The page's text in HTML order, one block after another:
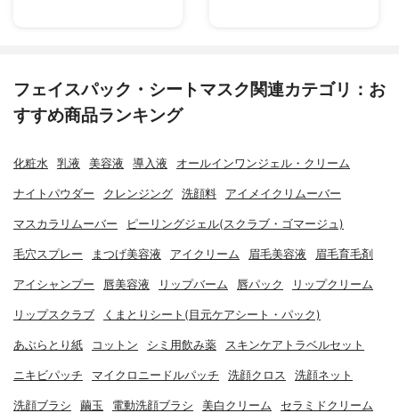
フェイスパック・シートマスク関連カテゴリ：お
すすめ商品ランキング
化粧水 乳液 美容液 導入液 オールインワンジェル・クリーム
ナイトパウダー クレンジング 洗顔料 アイメイクリムーバー
マスカラリムーバー ピーリングジェル(スクラブ・ゴマージュ)
毛穴スプレー まつげ美容液 アイクリーム 眉毛美容液 眉毛育毛剤
アイシャンプー 唇美容液 リップバーム 唇パック リップクリーム
リップスクラブ くまとりシート(目元ケアシート・パック)
あぶらとり紙 コットン シミ用飲み薬 スキンケアトラベルセット
ニキビパッチ マイクロニードルパッチ 洗顔クロス 洗顔ネット
洗顔ブラシ 繭玉 電動洗顔ブラシ 美白クリーム セラミドクリーム